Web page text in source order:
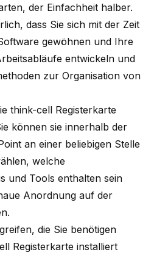
der Einfachheit halber.
dass Sie sich mit der Zeit
gewöhnen und Ihre
entwickeln und
zur Organisation von
think-cell Registerkarte
können sie innerhalb der
an einer beliebigen Stelle
welche
und Tools enthalten sein
Anordnung auf der
die Sie benötigen
Registerkarte installiert